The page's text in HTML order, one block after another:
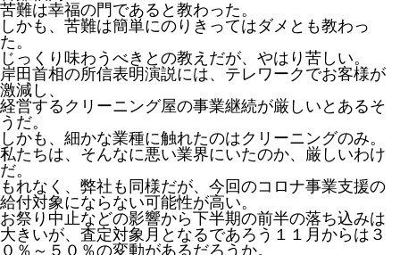
苦難は幸福の門であると教わった。
しかも、苦難は簡単にのりきってはダメとも教わっ
た。
じっくり味わうべきとの教えだが、やはり苦しい。
岸田首相の所信表明演説には、テレワークでお客様が
激減し、
経営するクリーニング屋の事業継続が厳しいとあるそ
うだ。
しかも、細かな業種に触れたのはクリーニングのみ。
私たちは、そんなに悪い業界にいたのか、厳しいわけ
だ。
もれなく、弊社も同様だが、今回のコロナ事業支援の
給付対象にならない可能性が高い。
お祭り中止などの影響から下半期の前半の落ち込みは
大きいが、査定対象月となるであろう１１月からは３
０％～５０％の変動があるだろうか。